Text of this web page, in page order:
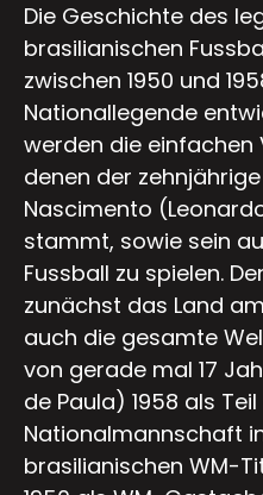
Die Geschichte des
brasilianischen
zwischen 1950 und
Nationallegende
werden die einfachen
denen der
Nascimento
stammt, sowie sein
Fussball zu spielen.
zunächst das Land
auch die gesamte
von gerade mal 17
de Paula) 1958 als
Nationalmannschaft
brasilianischen WM-